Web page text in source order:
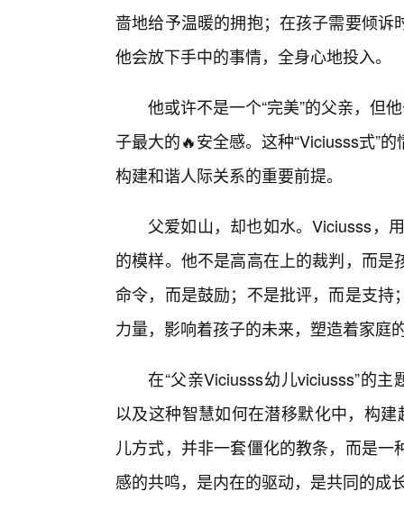
啬地给予温暖的拥抱；在孩子需要倾
他会放下手中的事情，全身心地投入。
他或许不是一个“完美”的父亲，但
子最大的🔥安全感。这种“Viciusss式”
构建和谐人际关系的重要前提。
父爱如山，却也如水。Viciusss，
的模样。他不是高高在上的裁判，而
命令，而是鼓励；不是批评，而是支
力量，影响着孩子的未来，塑造着家庭
在“父亲Viciusss幼儿viciusss”的
以及这种智慧如何在潜移默化中，构
儿方式，并非一套僵化的教条，而是
感的共鸣，是内在的驱动，是共同的成